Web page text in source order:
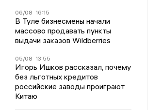
06/08 16:15
В Туле бизнесмены начали
массово продавать пункты
выдачи заказов Wildberries
05/08 13:55
Игорь Ишков рассказал, почему
без льготных кредитов
российские заводы проиграют
Китаю